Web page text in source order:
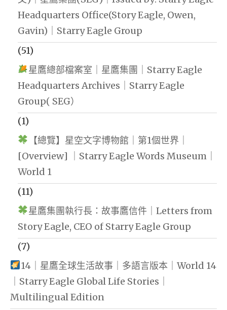
Headquarters Office(Story Eagle, Owen,
Gavin)｜Starry Eagle Group
(51)
星鷹總部檔案室｜星鷹集團｜Starry Eagle
Headquarters Archives｜Starry Eagle
Group( SEG）
(1)
【總覽】星空文字博物館｜第1個世界｜
[Overview] ｜Starry Eagle Words Museum｜
World 1
(11)
星鷹集團執行長：故事鷹信件｜Letters from
Story Eagle, CEO of Starry Eagle Group
(7)
14｜星鷹全球生活故事｜多語言版本｜World 14
｜Starry Eagle Global Life Stories｜
Multilingual Edition